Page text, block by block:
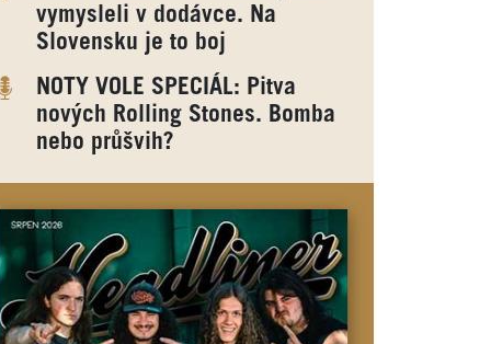
vymysleli v dodávce. Na
Slovensku je to boj
NOTY VOLE SPECIÁL: Pitva
nových Rolling Stones. Bomba
nebo průšvih?